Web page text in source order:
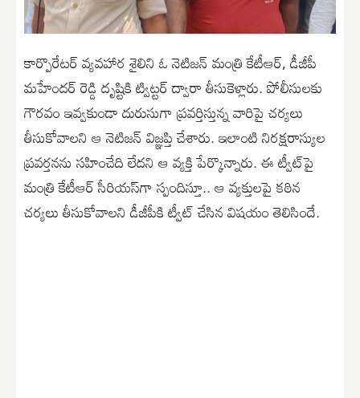
కార్పొరేట‌ర్ వ్య‌వ‌హార శైలిని ఓ నెటిజ‌న్ మంత్రి కేటీఆర్, డీజీపీ
మ‌హేంద‌ర్ రెడ్డి దృష్టికి ట్విట్ట‌ర్ ద్వారా తీసుకెళ్లారు. పోలీసుల‌కు
గౌర‌వం ఇవ్వ‌కుండా దురుసుగా ప్ర‌వ‌ర్తిస్తున్న వారిపై చ‌ర్య‌లు
తీసుకోవాల‌ని ఆ నెటిజ‌న్ విజ్ఞ‌ప్తి చేశారు. ఇలాంటి నిర‌క్ష‌రాస్యుల
ప్ర‌వ‌ర్త‌న‌ను స‌హించేది లేద‌ని ఆ వ్య‌క్తి పేర్కొన్నారు. ఈ ట్వీట్‌పై
మంత్రి కేటీఆర్ సీరియ‌స్‌గా స్పందిస్తూ.. ఆ వ్య‌క్తుల‌పై క‌ఠిన
చ‌ర్య‌లు తీసుకోవాల‌ని డీజీపీకి ట్వీట్ చేసిన విషయం తెలిసిందే.